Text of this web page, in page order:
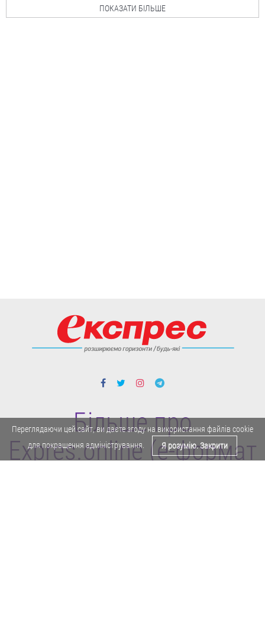
ПОКАЗАТИ БІЛЬШЕ
Більше про
Expres.online (e-формат
Переглядаючи цей сайт, ви даєте згоду на використання файлів cookie
для покращення адміністрування.
Я розумію. Закрити